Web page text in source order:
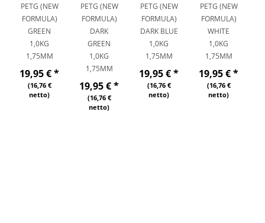
PETG (NEW
FORMULA)
GREEN
1,0KG
1,75MM
19,95 €*
(16,76 €
netto)
PETG (NEW
FORMULA)
DARK
GREEN
1,0KG
1,75MM
19,95 €*
(16,76 €
netto)
PETG (NEW
FORMULA)
DARK BLUE
1,0KG
1,75MM
19,95 €*
(16,76 €
netto)
PETG (NEW
FORMULA)
WHITE
1,0KG
1,75MM
19,95 €*
(16,76 €
netto)